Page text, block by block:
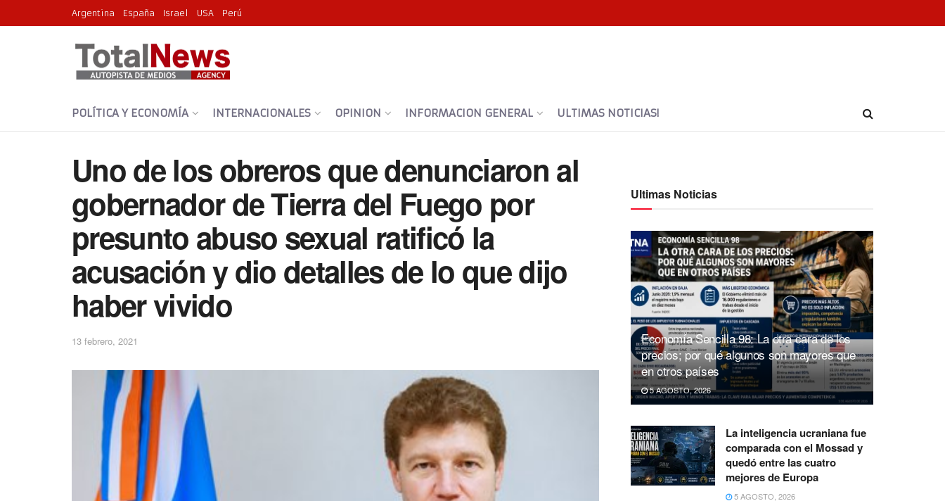
Argentina España Israel USA Perú
POLÍTICA Y ECONOMÍA INTERNACIONALES OPINION INFORMACION GENERAL ULTIMAS NOTICIAS!
Uno de los obreros que denunciaron al
gobernador de Tierra del Fuego por
presunto abuso sexual ratificó la
acusación y dio detalles de lo que dijo
haber vivido
13 febrero, 2021
Ultimas Noticias
Economía Sencilla 98: La otra cara de los
precios; por qué algunos son mayores que
en otros países
5 AGOSTO, 2026
La inteligencia ucraniana fue
comparada con el Mossad y
quedó entre las cuatro
mejores de Europa
5 AGOSTO, 2026